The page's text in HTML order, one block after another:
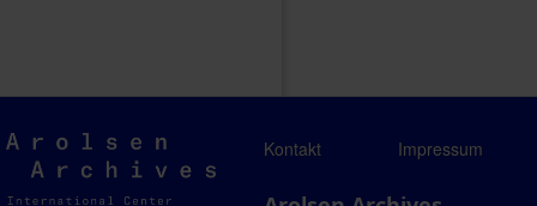
Arolsen
Archives
Kontakt Impressum